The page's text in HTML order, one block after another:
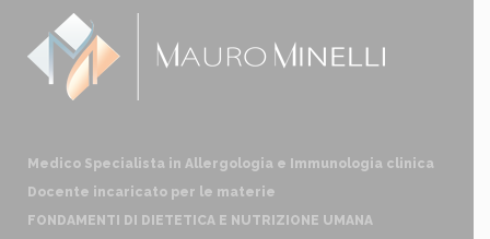
Medico Specialista in Allergologia e Immunologia clinica
Docente incaricato per le materie
FONDAMENTI DI DIETETICA E NUTRIZIONE UMANA